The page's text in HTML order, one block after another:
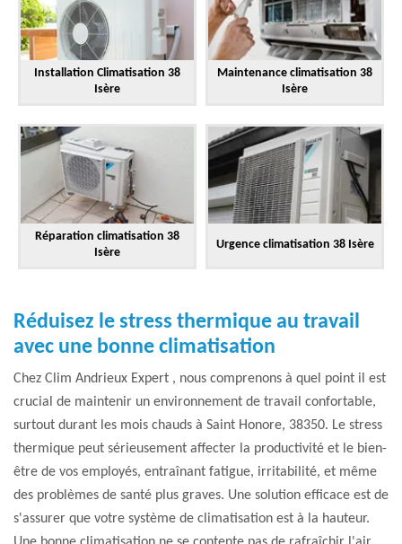
Installation Climatisation 38
Isère
Maintenance climatisation 38
Isère
Réparation climatisation 38
Isère
Urgence climatisation 38 Isère
Réduisez le stress thermique au travail
avec une bonne climatisation
Chez Clim Andrieux Expert , nous comprenons à quel point il est
crucial de maintenir un environnement de travail confortable,
surtout durant les mois chauds à Saint Honore, 38350. Le stress
thermique peut sérieusement affecter la productivité et le bien-
être de vos employés, entraînant fatigue, irritabilité, et même
des problèmes de santé plus graves. Une solution efficace est de
s'assurer que votre système de climatisation est à la hauteur.